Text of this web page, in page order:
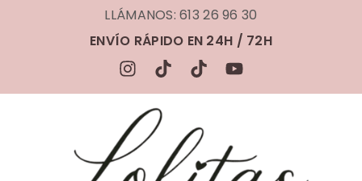
LLÁMANOS: 613 26 96 30
ENVÍO RÁPIDO EN 24H / 72H